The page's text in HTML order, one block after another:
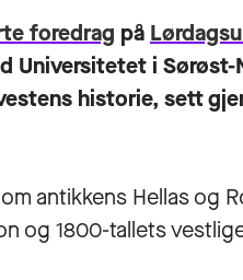
foredrag på
Universitetet i
historie, sett
antikkens Hellas og
og 1800-tallets